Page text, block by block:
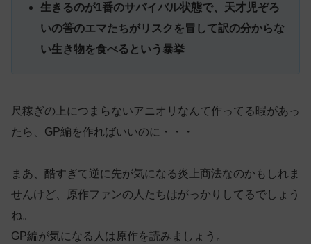
生きるのが1番のサバイバル状態で、天才児ぞろ
いの筈のエマたちがリスクを冒して訳の分からな
い生き物を食べるという暴挙
尺稼ぎの上につまらないアニオリなんて作ってる暇があっ
たら、GP編を作ればいいのに・・・
まあ、酷すぎて逆に先が気になる炎上商法なのかもしれま
せんけど、原作ファンの人たちはがっかりしてるでしょう
ね。
GP編が気になる人は原作を読みましょう。